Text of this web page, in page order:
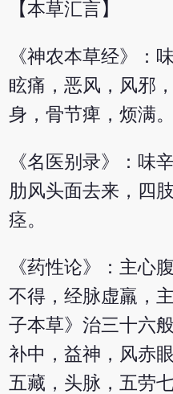
【本草汇言】
《神农本草经》：
眩痛，恶风，风邪
身，骨节痺，烦满。
《名医别录》：味
肋风头面去来，四
痉。
《药性论》：主心
不得，经脉虚羸，
子本草》治三十六
补中，益神，风赤
五藏，头脉，五劳